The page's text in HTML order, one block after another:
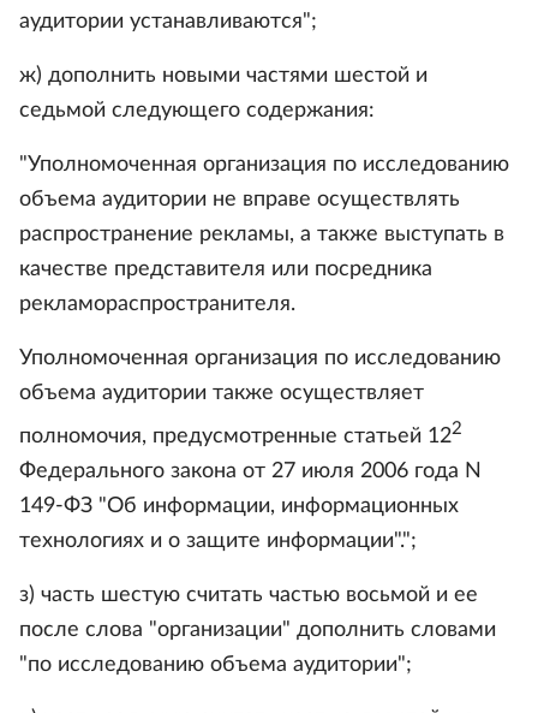
аудитории устанавливаются";
ж) дополнить новыми частями шестой и
седьмой следующего содержания:
"Уполномоченная организация по исследованию
объема аудитории не вправе осуществлять
распространение рекламы, а также выступать в
качестве представителя или посредника
рекламораспространителя.
Уполномоченная организация по исследованию
объема аудитории также осуществляет
полномочия, предусмотренные статьей 122
Федерального закона от 27 июля 2006 года N
149-ФЗ "Об информации, информационных
технологиях и о защите информации".";
з) часть шестую считать частью восьмой и ее
после слова "организации" дополнить словами
"по исследованию объема аудитории";